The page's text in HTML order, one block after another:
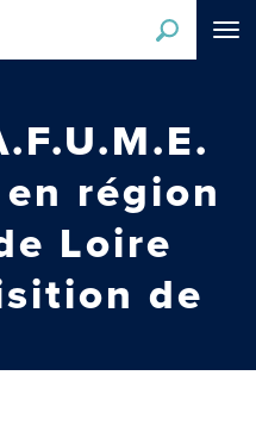
région
Loire
de